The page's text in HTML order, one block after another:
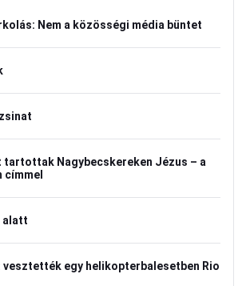
Nem a közösségi média büntet
tartottak Nagybecskereken Jézus – a
címmel
alatt
vesztették egy helikopterbalesetben Rio